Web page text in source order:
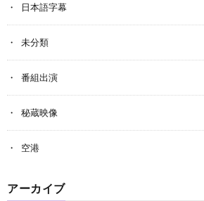
日本語字幕
未分類
番組出演
秘蔵映像
空港
アーカイブ